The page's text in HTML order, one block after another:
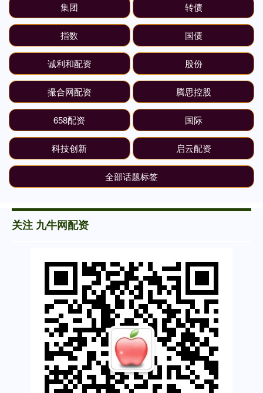
集团 转债
指数 国债
诚利和配资 股份
撮合网配资 腾思控股
658配资 国际
科技创新 启云配资
全部话题标签
关注 九牛网配资